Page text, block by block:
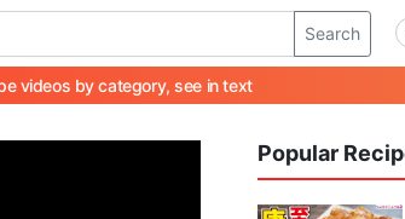
Search
videos by category, see in text
Popular